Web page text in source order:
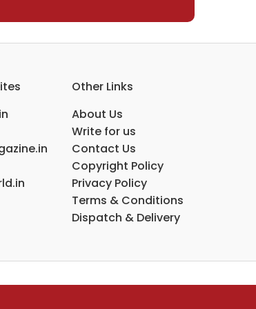
Other Links
About Us
Write for us
Contact Us
Copyright Policy
Privacy Policy
Terms & Conditions
Dispatch & Delivery